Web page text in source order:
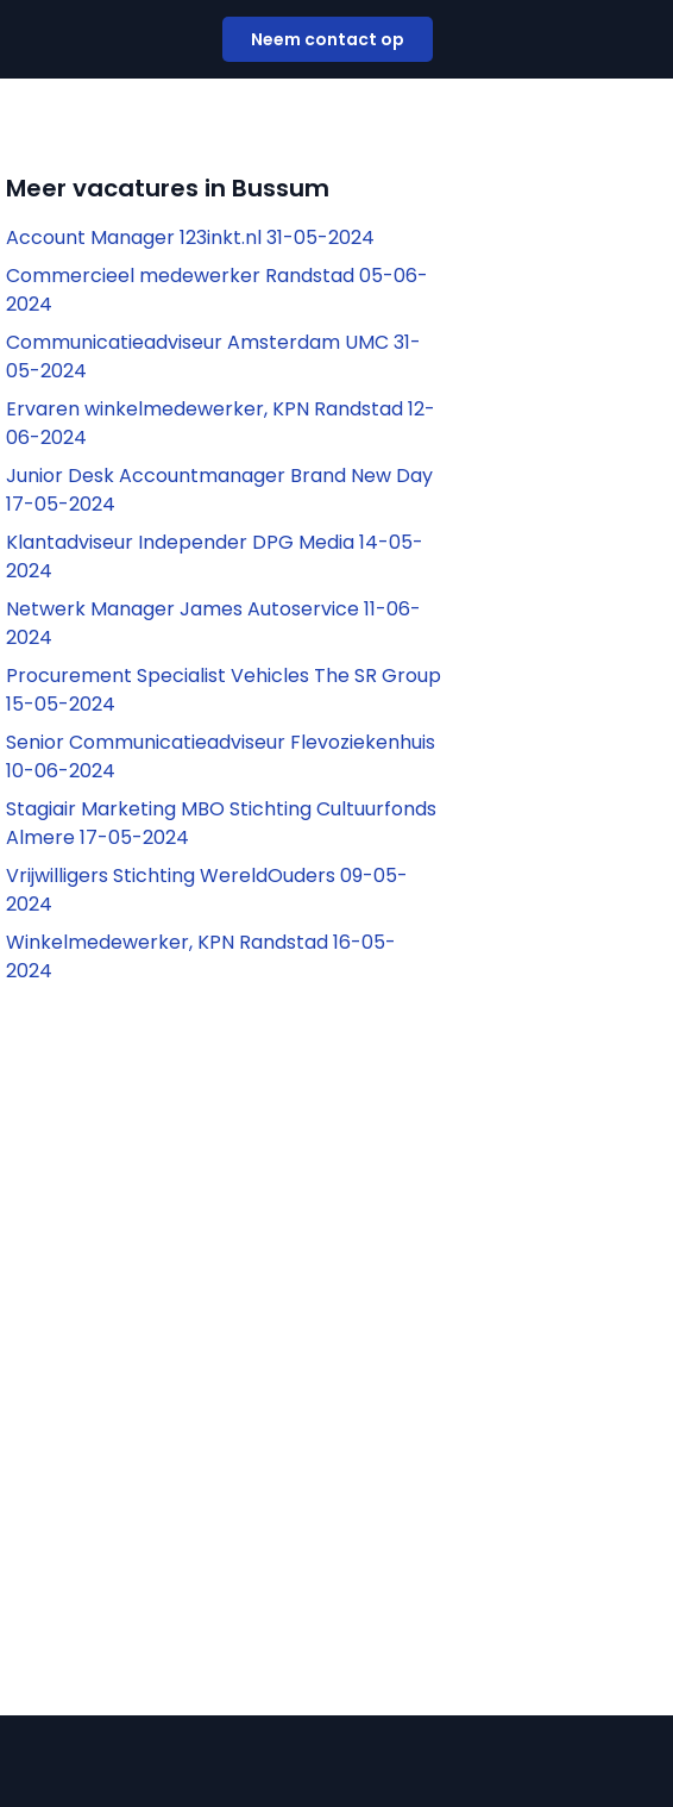
Neem contact op
Meer vacatures in Bussum
Account Manager 123inkt.nl 31-05-2024
Commercieel medewerker Randstad 05-06-
2024
Communicatieadviseur Amsterdam UMC 31-
05-2024
Ervaren winkelmedewerker, KPN Randstad 12-
06-2024
Junior Desk Accountmanager Brand New Day
17-05-2024
Klantadviseur Independer DPG Media 14-05-
2024
Netwerk Manager James Autoservice 11-06-
2024
Procurement Specialist Vehicles The SR Group
15-05-2024
Senior Communicatieadviseur Flevoziekenhuis
10-06-2024
Stagiair Marketing MBO Stichting Cultuurfonds
Almere 17-05-2024
Vrijwilligers Stichting WereldOuders 09-05-
2024
Winkelmedewerker, KPN Randstad 16-05-
2024